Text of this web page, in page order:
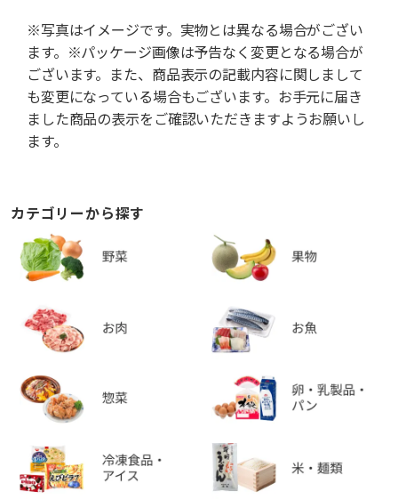
※写真はイメージです。実物とは異なる場合がござい
ます。※パッケージ画像は予告なく変更となる場合が
ございます。また、商品表示の記載内容に関しまして
も変更になっている場合もございます。お手元に届き
ました商品の表示をご確認いただきますようお願いし
ます。
カテゴリーから探す